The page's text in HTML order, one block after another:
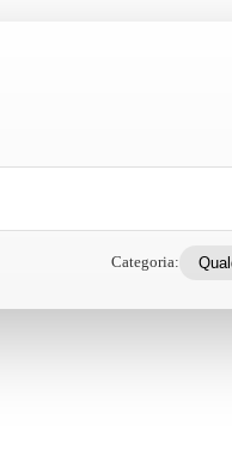
Categoria: